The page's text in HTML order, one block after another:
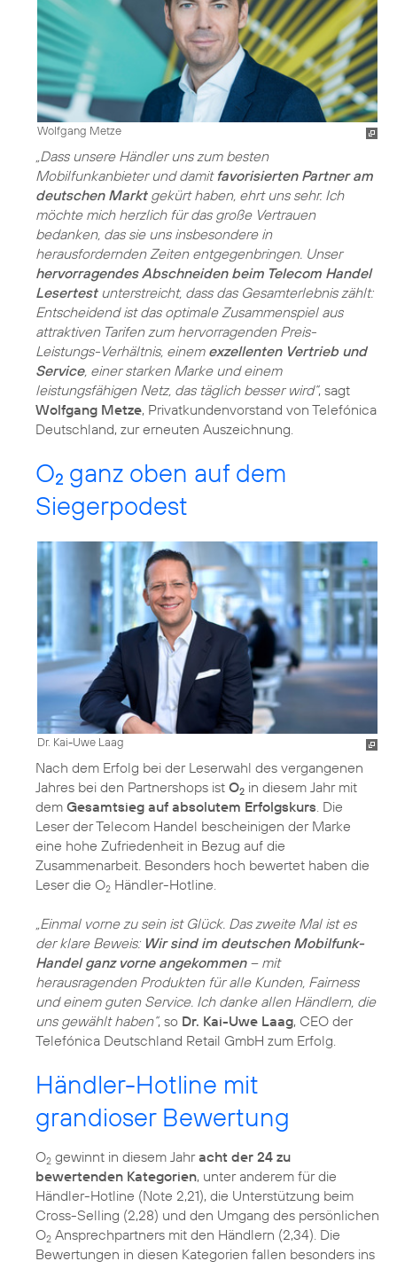
Wolfgang Metze
„Dass unsere Händler uns zum besten
Mobilfunkanbieter und damitfavorisierten Partner am
deutschen Marktgekürt haben, ehrt uns sehr. Ich
möchte mich herzlich für das große Vertrauen
bedanken, das sie uns insbesondere in
herausfordernden Zeiten entgegenbringen. Unser
hervorragendes Abschneiden beim Telecom Handel
Lesertestunterstreicht, dass das Gesamterlebnis zählt:
Entscheidend ist das optimale Zusammenspiel aus
attraktiven Tarifen zum hervorragenden Preis-
Leistungs-Verhältnis, einem exzellenten Vertrieb und
Service, einer starken Marke und einem
leistungsfähigen Netz, das täglich besser wird“, sagt
Wolfgang Metze, Privatkundenvorstand von Telefónica
Deutschland, zur erneuten Auszeichnung.
O2 ganz oben auf dem
Siegerpodest
Dr. Kai-Uwe Laag
Nach dem Erfolg bei der Leserwahl des vergangenen
Jahres bei den Partnershops ist O2 in diesem Jahr mit
dem Gesamtsieg auf absolutem Erfolgskurs . Die
Leser der Telecom Handel bescheinigen der Marke
eine hohe Zufriedenheit in Bezug auf die
Zusammenarbeit. Besonders hoch bewertet haben die
Leser die O2 Händler-Hotline.
„Einmal vorne zu sein ist Glück. Das zweite Mal ist es
der klare Beweis: Wir sind im deutschen Mobilfunk-
Handel ganz vorne angekommen– mit
herausragenden Produkten für alle Kunden, Fairness
und einem guten Service. Ich danke allen Händlern, die
uns gewählt haben“, so Dr. Kai-Uwe Laag, CEO der
Händler-Hotline mit
grandioser Bewertung
O2 gewinnt in diesem Jahracht der 24 zu
bewertenden Kategorien, unter anderem für die
Händler-Hotline (Note 2,21), die Unterstützung beim
Cross-Selling (2,28) und den Umgang des persönlichen
O2 Ansprechpartners mit den Händlern (2,34). Die
Bewertungen in diesen Kategorien fallen besonders ins